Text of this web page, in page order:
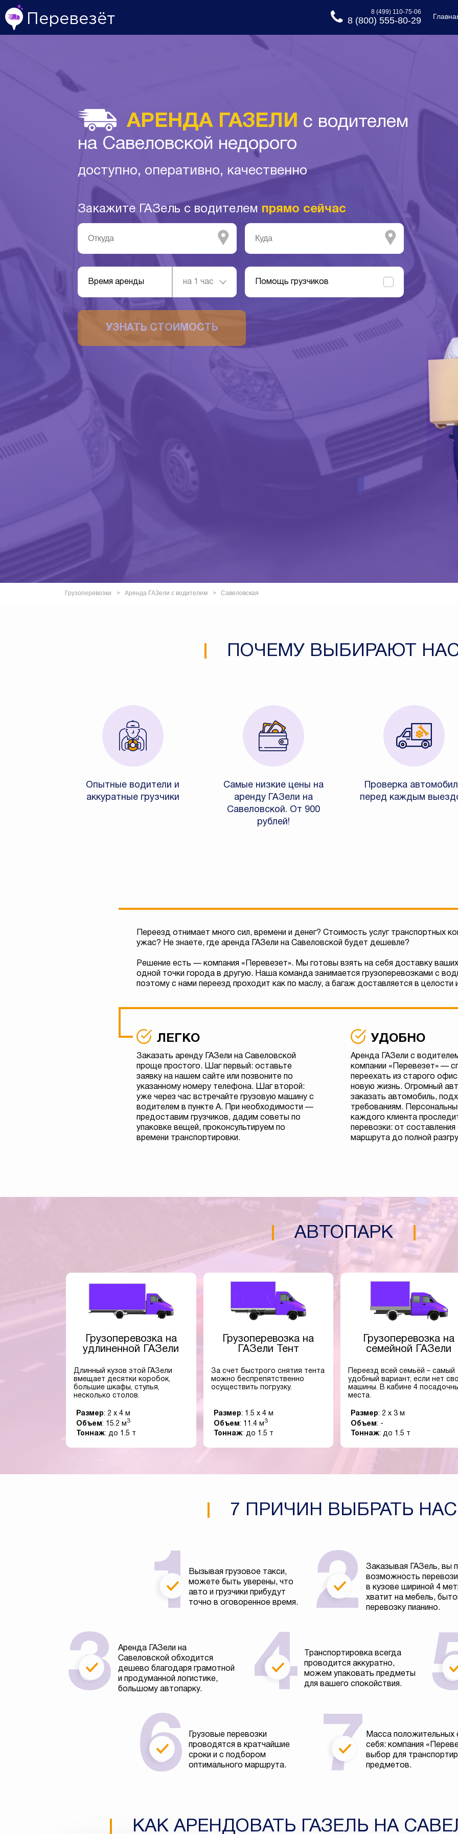
Перевезёт
8 (499) 110-75-06
8 (800) 555-80-29
АРЕНДА ГАЗЕЛИ с водителем
на Савеловской недорого
доступно, оперативно, качественно
Закажите ГАЗель с водителем прямо сейчас
Время аренды на 1 час Помощь грузчиков
УЗНАТЬ СТОИМОСТЬ
Грузоперевозки Аренда ГАЗели с водителем Савеловская
ПОЧЕМУ ВЫБИРАЮТ
Опытные водители и
аккуратные грузчики
Самые низкие цены на
аренду ГАЗели на
Савеловской. От 900
рублей!
Проверка
перед каждым
Переезд отнимает много сил, времени и денег? Стоимость услуг транспортных
ужас? Не знаете, где аренда ГАЗели на Савеловской будет дешевле?
Решение есть — компания «Перевезет». Мы готовы взять на себя доставку
одной точки города в другую. Наша команда занимается грузоперевозками с
поэтому с нами переезд проходит как по маслу, а багаж доставляется в целости
ЛЕГКО
Заказать аренду ГАЗели на Савеловской
проще простого. Шаг первый: оставьте
заявку на нашем сайте или позвоните по
указанному номеру телефона. Шаг второй:
уже через час встречайте грузовую машину с
водителем в пункте А. При необходимости —
предоставим грузчиков, дадим советы по
упаковке вещей, проконсультируем по
времени транспортировки.
УДОБНО
Аренда ГАЗели с
компании «Перевезет» —
переехать из старого
новую жизнь. Огромный
заказать автомобиль,
требованиям.
каждого клиента
перевозки: от
маршрута до полной
АВТОПАРК
Грузоперевозка на
удлиненной ГАЗели
Длинный кузов этой ГАЗели
вмещает десятки коробок,
большие шкафы, стулья,
несколько столов.
Размер: 2 x 4 м
Объем: 15.2 м 3
Тоннаж: до 1.5 т
Грузоперевозка на
ГАЗели Тент
За счет быстрого снятия тента
можно беспрепятственно
осуществить погрузку.
Размер: 1.5 x 4 м
Объем: 11.4 м 3
Тоннаж: до 1.5 т
Грузоперевозка на
семейной ГАЗели
Переезд всей семьёй – самый
удобный вариант, если нет
машины. В кабине 4
места.
Размер: 2 x 3 м
Объем: -
Тоннаж: до 1.5 т
7 ПРИЧИН ВЫБРАТЬ НАС
Вызывая грузовое такси,
можете быть уверены, что
авто и грузчики прибудут
точно в оговоренное время.
Заказывая ГАЗель, вы
возможность
в кузове шириной 4
хватит на мебель,
перевозку пианино.
Аренда ГАЗели на
Савеловской обходится
дешево благодаря грамотной
и продуманной логистике,
большому автопарку.
Транспортировка всегда
проводится аккуратно,
можем упаковать предметы
для вашего спокойствия.
Грузовые перевозки
проводятся в кратчайшие
сроки и с подбором
оптимального маршрута.
Масса положительных
себя: компания
выбор для
предметов.
КАК АРЕНДОВАТЬ ГАЗЕЛЬ НА